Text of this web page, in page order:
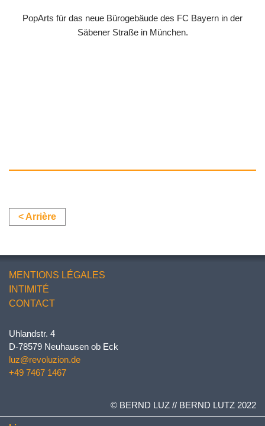
PopArts für das neue Bürogebäude des FC Bayern in der
Säbener Straße in München.
< Arrière
MENTIONS LÉGALES
INTIMITÉ
CONTACT
Uhlandstr. 4
D-78579 Neuhausen ob Eck
luz@revoluzion.de
+49 7467 1467
© BERND LUZ // BERND LUTZ 2022